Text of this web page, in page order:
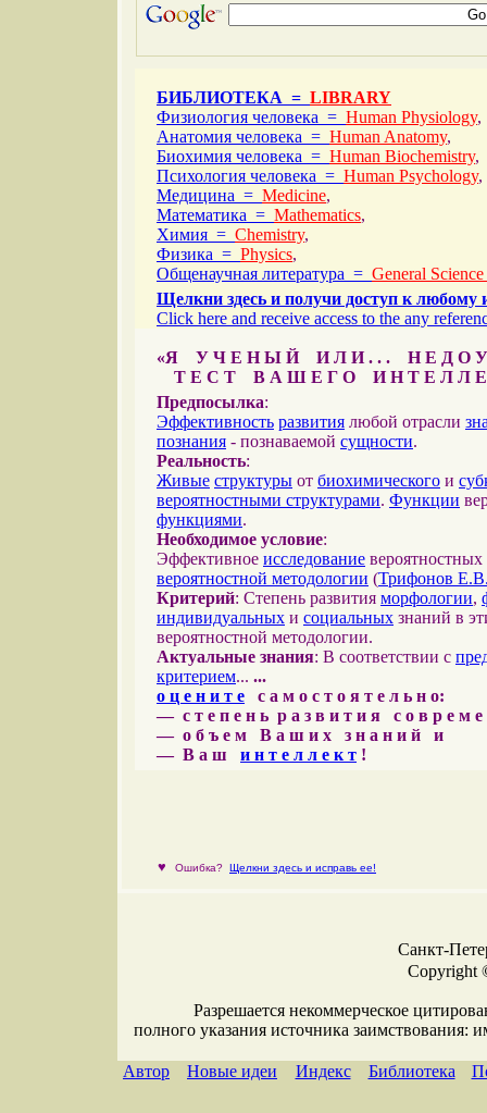
БИБЛИОТЕКА = LIBRARY
Физиология человека = Human Physiology,
Анатомия человека = Human Anatomy,
Биохимия человека = Human Biochemistry,
Психология человека = Human Psychology,
Медицина = Medicine,
Математика = Mathematics,
Химия = Chemistry,
Физика = Physics,
Общенаучная литература = General
Щелкни здесь и получи доступ к любому
Click here and receive access to the any
«Я У Ч Е Н Ы Й И Л И . . . Н Е Д О У
Т Е С Т В А Ш Е Г О И Н Т Е Л Л Е
Предпосылка:
Эффективность развития любой отрасли
познания - познаваемой сущности.
Реальность:
Живые структуры от биохимического и
вероятностными структурами. Функции
функциями.
Необходимое условие:
Эффективное исследование
вероятностной методологии (Трифонов
Критерий: Степень развития морфологии,
индивидуальных и социальных знаний в
вероятностной методологии.
Актуальные знания: В соответствии с
критерием... ...
о ц е н и т е с а м о с т о я т е л ь н о:
— с т е п е н ь р а з в и т и я с о в р е м
— о б ъ е м В а ш и х з н а н и й и
— В а ш и н т е л л е к т !
♥ Ошибка? Щелкни здесь и исправь ее!
Санкт-
Copyright
Разрешается некоммерческое
полного указания источника заимствования:
Автор Новые идеи Индекс Библиотека